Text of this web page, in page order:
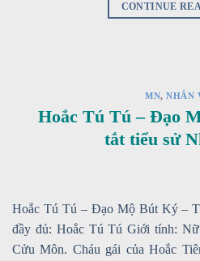
CONTINUE
MN,NHÂN
Hoắc Tú Tú – Đạo
tắt tiểu sử
Hoắc Tú Tú – Đạo Mộ Bút Ký –
đầy đủ: Hoắc Tú Tú Giới tính:
Cửu Môn. Cháu gái của Hoắc